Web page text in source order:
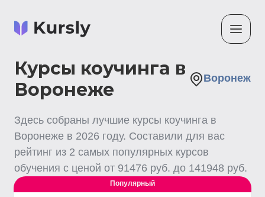
Курсы коучинга в
Воронеже
Воронеж
Здесь собраны лучшие курсы коучинга в
Воронеже в 2026 году. Составили для вас
рейтинг из 2 самых популярных курсов
обучения с ценой от 91476 руб. до 141948 руб.
Популярный